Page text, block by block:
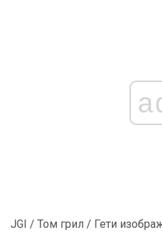
JGI / Том грил / Гети